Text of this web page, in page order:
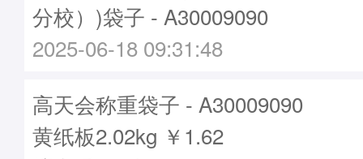
分校）)袋子 - A30009090
2025-06-18 09:31:48
高天会称重袋子 - A30009090
黄纸板2.02kg ￥1.62